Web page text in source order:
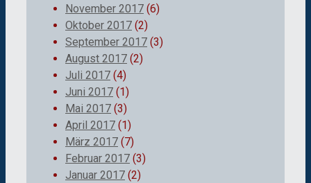
November 2017 (6)
Oktober 2017 (2)
September 2017 (3)
August 2017 (2)
Juli 2017 (4)
Juni 2017 (1)
Mai 2017 (3)
April 2017 (1)
März 2017 (7)
Februar 2017 (3)
Januar 2017 (2)